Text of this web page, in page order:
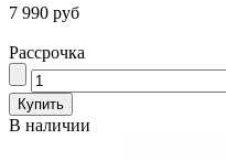
7 990 руб
Рассрочка
В наличии